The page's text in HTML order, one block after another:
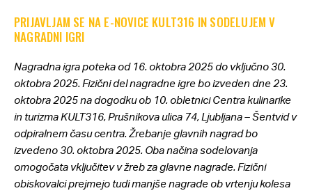
PRIJAVLJAM SE NA E-NOVICE KULT316 IN SODELUJEM V
NAGRADNI IGRI
Nagradna igra poteka od 16. oktobra 2025 do vključno 30.
oktobra 2025. Fizični del nagradne igre bo izveden dne 23.
oktobra 2025 na dogodku ob 10. obletnici Centra kulinarike
in turizma KULT316, Prušnikova ulica 74, Ljubljana – Šentvid v
odpiralnem času centra. Žrebanje glavnih nagrad bo
izvedeno 30. oktobra 2025. Oba načina sodelovanja
omogočata vključitev v žreb za glavne nagrade. Fizični
obiskovalci prejmejo tudi manjše nagrade ob vrtenju kolesa